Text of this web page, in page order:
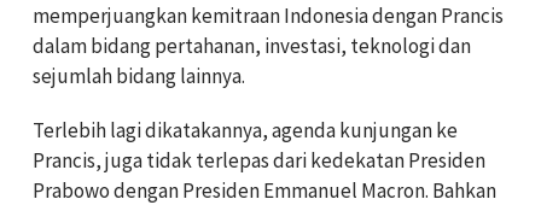
memperjuangkan kemitraan Indonesia dengan Prancis
dalam bidang pertahanan, investasi, teknologi dan
sejumlah bidang lainnya.
Terlebih lagi dikatakannya, agenda kunjungan ke
Prancis, juga tidak terlepas dari kedekatan Presiden
Prabowo dengan Presiden Emmanuel Macron. Bahkan